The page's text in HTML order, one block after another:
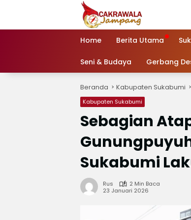
Home Berita Utama
Seni & Budaya Gerbang
Beranda Kabupaten Sukabumi
Kabupaten Sukabumi
Sebagian
Sukabumi
Rus
2 Min Baca
23 Januari 2026